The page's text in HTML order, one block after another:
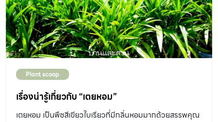
Plant scoop
เรื่องน่ารู้เกี่ยวกับ “เตยหอม”
เตยหอม เป็นพืชสีเขียวใบเรียวที่มีกลิ่นหอมมากด้วยสรรพคุณ